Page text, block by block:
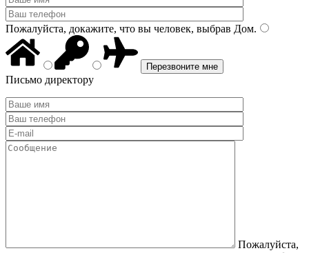
Пожалуйста, докажите, что вы человек, выбрав Дом.
Письмо директору
Пожалуйста,